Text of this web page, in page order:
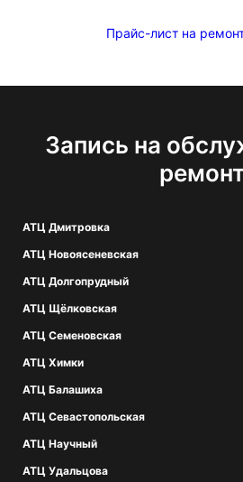
Прайс-лист на
Запись на
АТЦ Дмитровка
АТЦ Новоясеневская
АТЦ Долгопрудный
АТЦ Щёлковская
АТЦ Семеновская
АТЦ Химки
АТЦ Балашиха
АТЦ Севастопольская
АТЦ Научный
АТЦ Удальцова